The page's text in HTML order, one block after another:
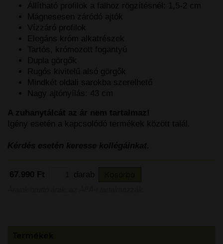
Állítható profilok a falhoz rögzítésnél: 1,5-2 cm
Mágnesesen záródó ajtók
Vízzáró profilok
Elegáns króm alkatrészek
Tartós, krómozott fogantyú
Dupla görgők
Rugós kivitelű alsó görgők
Mindkét oldali sarokba szerelhető
Nagy ajtónyílás: 43 cm
A zuhanytálcát az ár nem tartalmaz!
Igény esetén a kapcsolódó termékek között talál.
Kérdés esetén keresse kollégáinkat.
67.990 Ft darab